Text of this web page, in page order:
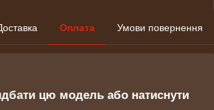
Оплата Умови повернення
цю модель або натиснути